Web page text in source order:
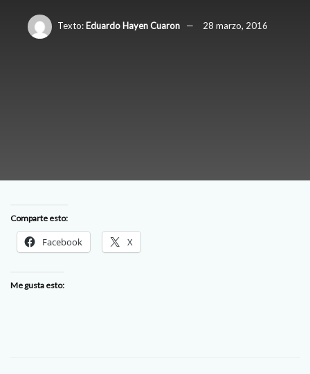
Texto: Eduardo Hayen Cuaron 28 marzo, 2016
Comparte esto:
Facebook X
Me gusta esto: